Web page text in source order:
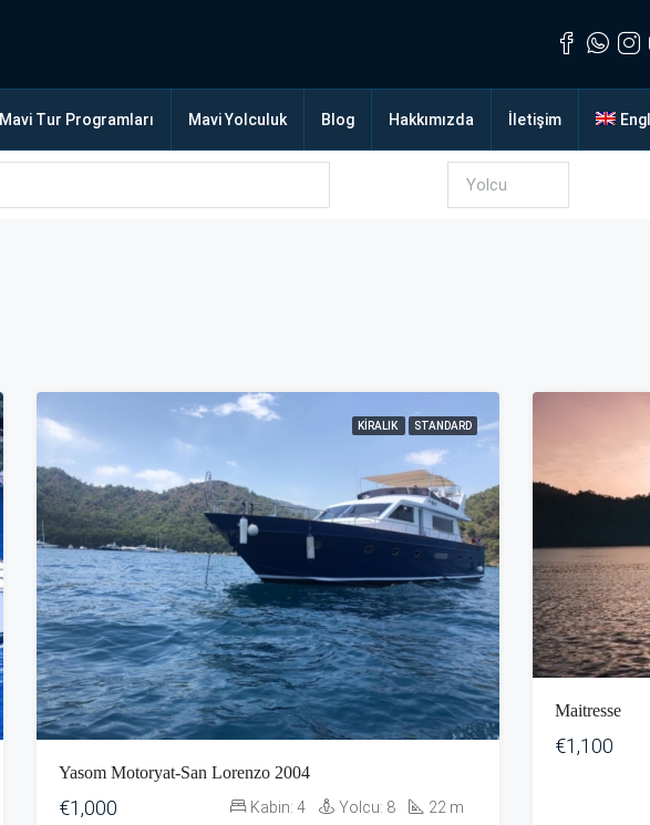
Mavi Tur Programları Mavi Yolculuk Blog Hakkımızda İletişim
KIRALIK STANDARD
Yasom Motoryat-San Lorenzo 2004
€1,000 Kabin: 4 Yolcu: 8 22 m
Maitresse
€1,100